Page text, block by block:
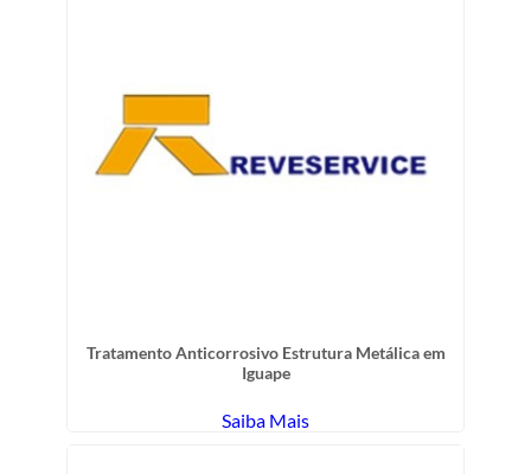
Tratamento Anticorrosivo Estrutura Metálica em
Iguape
Saiba Mais